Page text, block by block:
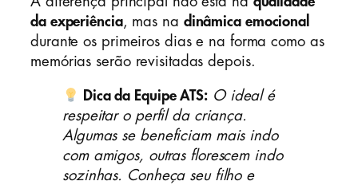
da experiência, mas na dinâmica emocional
durante os primeiros dias e na forma como as
memórias serão revisitadas depois.
Dica da Equipe ATS: O ideal é
respeitar o perfil da criança.
Algumas se beneficiam mais indo
com amigos, outras florescem indo
sozinhas. Conheça seu filho e